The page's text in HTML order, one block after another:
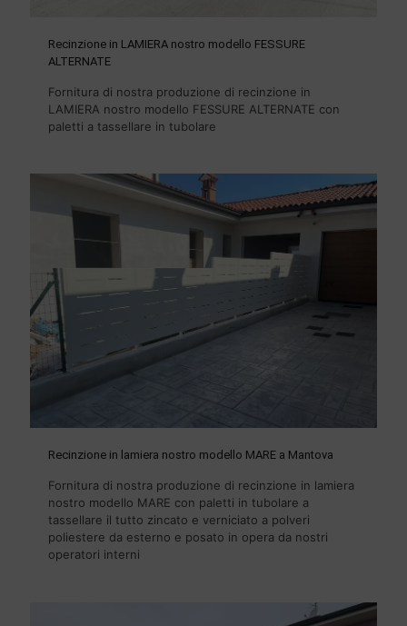
Recinzione in LAMIERA nostro modello FESSURE
ALTERNATE
Fornitura di nostra produzione di recinzione in
LAMIERA nostro modello FESSURE ALTERNATE con
paletti a tassellare in tubolare
Recinzione in lamiera nostro modello MARE a Mantova
Fornitura di nostra produzione di recinzione in lamiera
nostro modello MARE con paletti in tubolare a
tassellare il tutto zincato e verniciato a polveri
poliestere da esterno e posato in opera da nostri
operatori interni